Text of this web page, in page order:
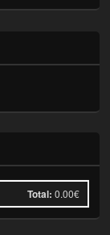
Total: 0.00€